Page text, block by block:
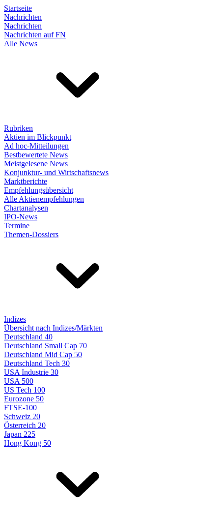
Startseite
Nachrichten
Nachrichten
Nachrichten auf FN
Alle News
Rubriken
Aktien im Blickpunkt
Ad hoc-Mitteilungen
Bestbewertete News
Meistgelesene News
Konjunktur- und Wirtschaftsnews
Marktberichte
Empfehlungsübersicht
Alle Aktienempfehlungen
Chartanalysen
IPO-News
Termine
Themen-Dossiers
Indizes
Übersicht nach Indizes/Märkten
Deutschland 40
Deutschland Small Cap 70
Deutschland Mid Cap 50
Deutschland Tech 30
USA Industrie 30
USA 500
US Tech 100
Eurozone 50
FTSE-100
Schweiz 20
Österreich 20
Japan 225
Hong Kong 50